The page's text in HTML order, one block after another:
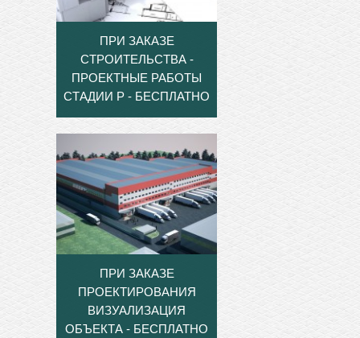
ПРИ ЗАКАЗЕ
СТРОИТЕЛЬСТВА -
ПРОЕКТНЫЕ РАБОТЫ
СТАДИИ Р - БЕСПЛАТНО
ПРИ ЗАКАЗЕ
ПРОЕКТИРОВАНИЯ
ВИЗУАЛИЗАЦИЯ
ОБЪЕКТА - БЕСПЛАТНО